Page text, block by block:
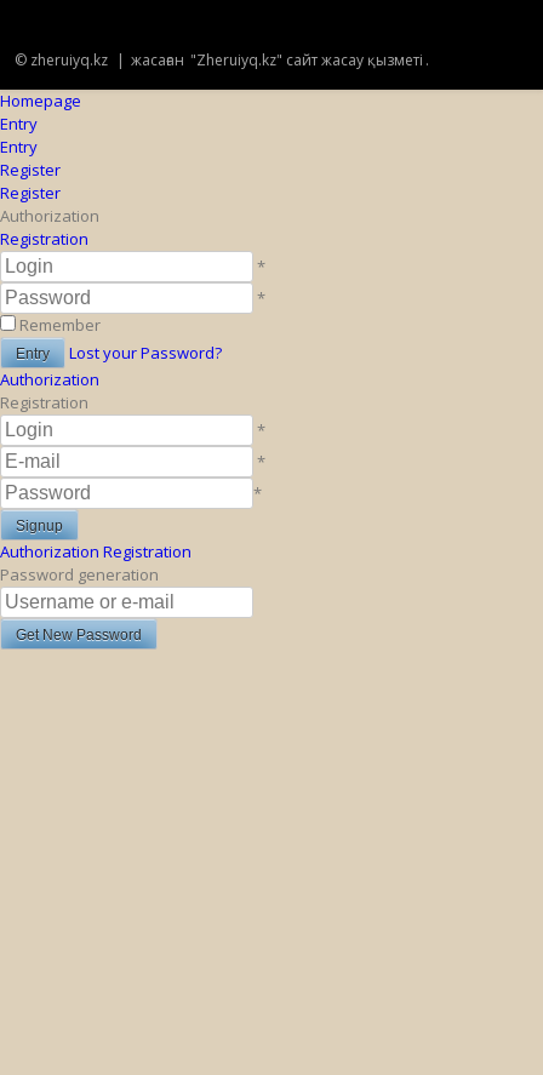
© zheruiyq.kz | жасаған "Zheruiyq.kz" сайт жасау қызметі .
Homepage
Entry
Entry
Register
Register
Authorization
Registration
*
*
Remember
Lost your Password?
Authorization
Registration
*
*
*
Authorization Registration
Password generation